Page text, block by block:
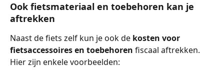
Ook fietsmateriaal en toebehoren kan je
aftrekken
Naast de fiets zelf kun je ook de kosten voor
fietsaccessoires en toebehoren fiscaal aftrekken.
Hier zijn enkele voorbeelden: